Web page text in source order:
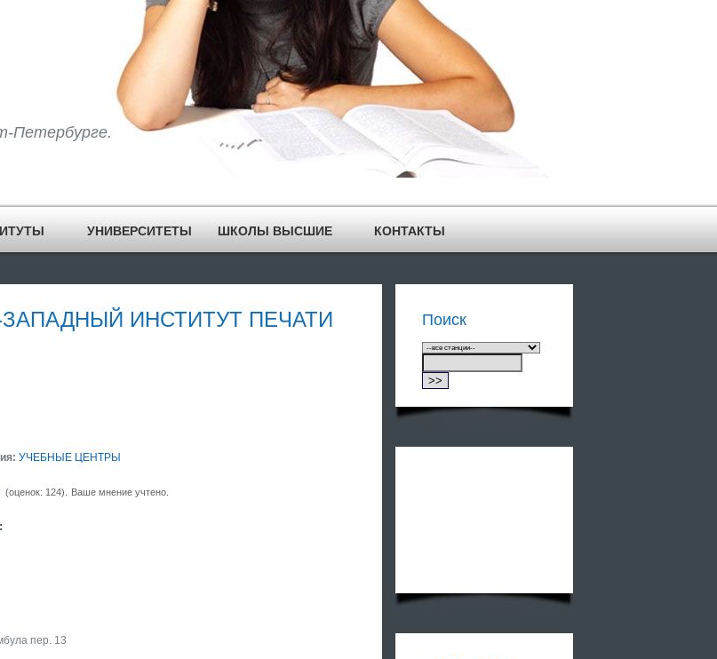
Петербурге.
УНИВЕРСИТЕТЫ ШКОЛЫ ВЫСШИЕ КОНТАКТЫ
ИНСТИТУТ ПЕЧАТИ
УЧЕБНЫЕ ЦЕНТРЫ
(оценок: 124). Ваше мнение учтено.
пер. 13
Поиск